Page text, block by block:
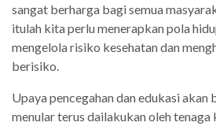
sangat berharga bagi semua
itulah kita perlu menerapkan pola
mengelola risiko kesehatan dan
berisiko.
Upaya pencegahan dan edukasi
menular terus dailakukan oleh tenaga